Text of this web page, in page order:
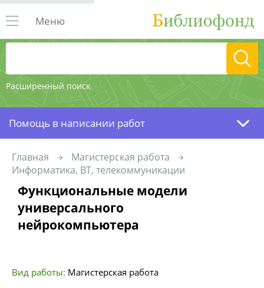
Расширенный поиск
Меню
Помощь в написании работ
Главная
Магистерская работа
Информатика, ВТ, телекоммуникации
Функциональные модели
универсального
нейрокомпьютера
Вид работы: Магистерская работа